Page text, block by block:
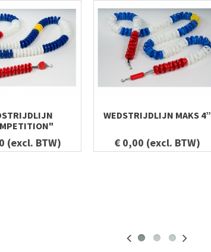
(excl. BTW)
WEDSTRIJDLIJN MAKS 4”
€ 0,00 (excl. BTW)